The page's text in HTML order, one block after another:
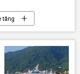
tăng